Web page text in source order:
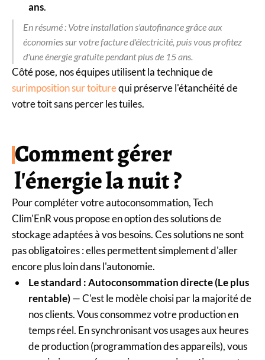
ans.
En résumé : Votre installation s'autofinance grâce aux
économies sur votre facture d'électricité, puis vous profitez
d'une énergie gratuite pendant plus de 15 ans.
Côté pose, nos équipes utilisent la technique de
surimposition sur toiturequi préserve l'étanchéité de
votre toit sans percer les tuiles.
Comment gérer
l'énergie la nuit ?
Pour compléter votre autoconsommation, Tech
Clim'EnR vous propose en option des solutions de
stockage adaptées à vos besoins. Ces solutions ne sont
pas obligatoires : elles permettent simplement d'aller
encore plus loin dans l'autonomie.
Le standard : Autoconsommation directe (Le plus
rentable)— C'est le modèle choisi par la majorité de
nos clients. Vous consommez votre production en
temps réel. En synchronisant vos usages aux heures
de production (programmation des appareils), vous